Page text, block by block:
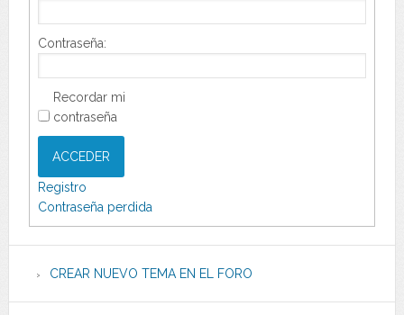
Contraseña:
Recordar mi
contraseña
ACCEDER
Registro
Contraseña perdida
CREAR NUEVO TEMA EN EL FORO